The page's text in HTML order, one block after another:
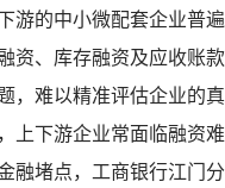
游的中小微配套企业普
资、库存融资及应收账
，难以精准评估企业的
上下游企业常面临融资
堵点，工商银行江门分